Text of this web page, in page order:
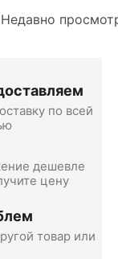
Недавно
по всей
дешевле
цену
товар или